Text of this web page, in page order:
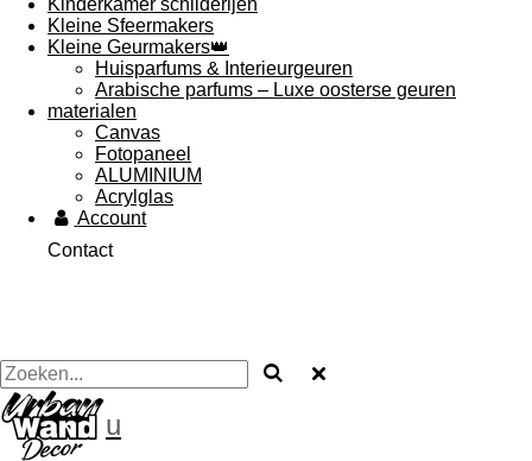
Kinderkamer schilderijen
Kleine Sfeermakers
Kleine Geurmakers👑
Huisparfums & Interieurgeuren
Arabische parfums – Luxe oosterse geuren
materialen
Canvas
Fotopaneel
ALUMINIUM
Acrylglas
Account
Contact
u